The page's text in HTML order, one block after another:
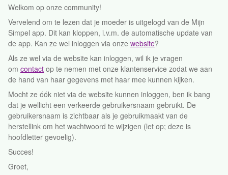
Welkom op onze community!
Vervelend om te lezen dat je moeder is uitgelogd van de Mijn
Simpel app. Dit kan kloppen, i.v.m. de automatische update van
de app. Kan ze wel inloggen via onze website?
Als ze wel via de website kan inloggen, wil ik je vragen
om contact op te nemen met onze klantenservice zodat we aan
de hand van haar gegevens met haar mee kunnen kijken.
Mocht ze óók niet via de website kunnen inloggen, ben ik bang
dat je wellicht een verkeerde gebruikersnaam gebruikt. De
gebruikersnaam is zichtbaar als je gebruikmaakt van de
herstellink om het wachtwoord te wijzigen (let op; deze is
hoofdletter gevoelig).
Succes!
Groet,